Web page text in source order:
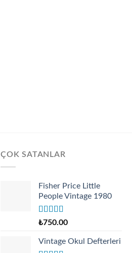
ÇOK SATANLAR
Fisher Price Little
People Vintage 1980
Rated4.67
₺750.00
Vintage Okul Defterleri